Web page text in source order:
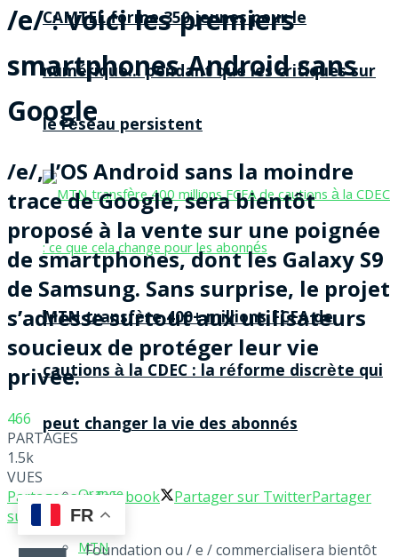
CAMTEL forme 350 jeunes pour le
numérique… pendant que les critiques sur
le réseau persistent
MTN transfère 400+ millions FCFA de
cautions à la CDEC : la réforme discrète qui
peut changer la vie des abonnés
Orange
MTN
/e/ : voici les premiers
smartphones Android sans
Google
/e/, l’OS Android sans la moindre
trace de Google, sera bientôt
proposé à la vente sur une poignée
de smartphones, dont les Galaxy S9
de Samsung. Sans surprise, le projet
s’adresse surtout aux utilisateurs
soucieux de protéger leur vie
privée.
466
PARTAGES
1.5k
VUES
Partager sur Facebook
Partager sur TwitterPartager
sur WhatsApp
Foundation ou / e / commercialisera bientôt
FR